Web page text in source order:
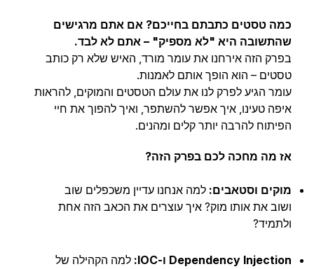
כמה טסטים כתבתם בחייכם? אם אתם מרגישים
שהתשובה היא "לא מספיק" – אתם לא לבד.
בפרק הזה אירחנו את עומר מורד, האיש שלא רק כותב
טסטים – הוא הופך אותם לאמנות.
עומר הגיע לפרק לנו את עולם הטסטים והמוקים, להראות
איפה טעינו, איך אפשר להשתפר, ואיך להפוך את חיי
הפיתוח להרבה יותר קלים ומהנים.
אז מה מחכה לכם בפרק הזה?
מוקים וסטאבים: למה אנחנו עדיין משכפלים שוב
ושוב את אותו מוק? איך עוצרים את הכאב הזה אחת
ולתמיד?
Dependency Injection ו-IOC:
למה הקהילה של